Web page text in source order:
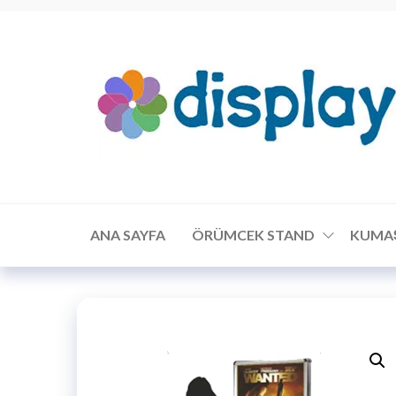
ANA SAYFA ÖRÜMCEK STAND